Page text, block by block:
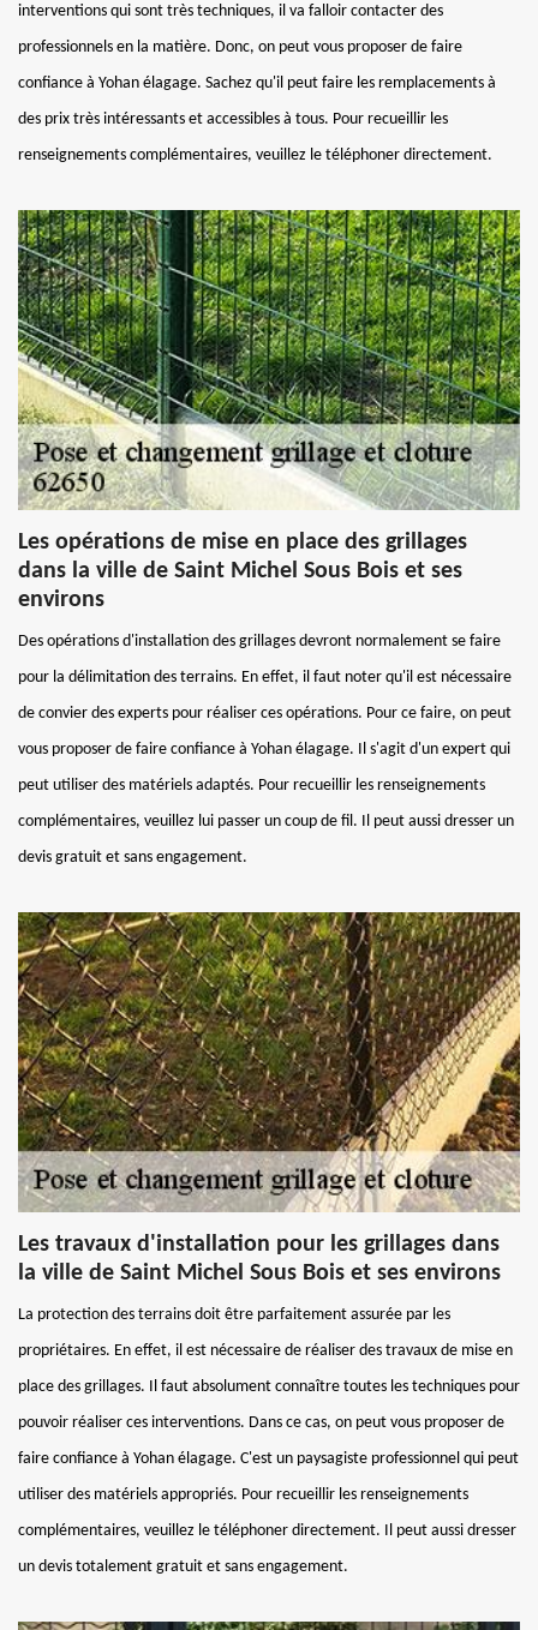
interventions qui sont très techniques, il va falloir contacter des
professionnels en la matière. Donc, on peut vous proposer de faire
confiance à Yohan élagage. Sachez qu'il peut faire les remplacements à
des prix très intéressants et accessibles à tous. Pour recueillir les
renseignements complémentaires, veuillez le téléphoner directement.
Les opérations de mise en place des grillages
dans la ville de Saint Michel Sous Bois et ses
environs
Des opérations d'installation des grillages devront normalement se faire
pour la délimitation des terrains. En effet, il faut noter qu'il est nécessaire
de convier des experts pour réaliser ces opérations. Pour ce faire, on peut
vous proposer de faire confiance à Yohan élagage. Il s'agit d'un expert qui
peut utiliser des matériels adaptés. Pour recueillir les renseignements
complémentaires, veuillez lui passer un coup de fil. Il peut aussi dresser un
devis gratuit et sans engagement.
Les travaux d'installation pour les grillages dans
la ville de Saint Michel Sous Bois et ses environs
La protection des terrains doit être parfaitement assurée par les
propriétaires. En effet, il est nécessaire de réaliser des travaux de mise en
place des grillages. Il faut absolument connaître toutes les techniques pour
pouvoir réaliser ces interventions. Dans ce cas, on peut vous proposer de
faire confiance à Yohan élagage. C'est un paysagiste professionnel qui peut
utiliser des matériels appropriés. Pour recueillir les renseignements
complémentaires, veuillez le téléphoner directement. Il peut aussi dresser
un devis totalement gratuit et sans engagement.